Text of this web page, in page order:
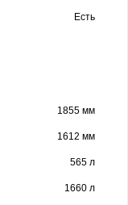
Есть
1855 мм
1612 мм
565 л
1660 л